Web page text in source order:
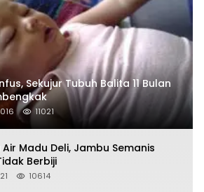
Sekujur Tubuh Balita 11 Bulan
11021
Madu Deli, Jambu Semanis
Berbiji
10614